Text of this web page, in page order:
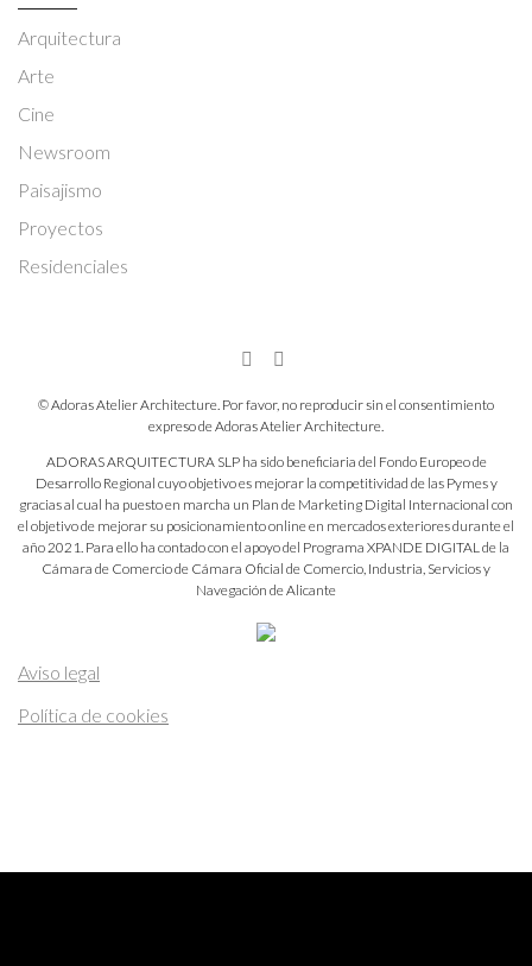
Arquitectura
Arte
Cine
Newsroom
Paisajismo
Proyectos
Residenciales
© Adoras Atelier Architecture. Por favor, no reproducir sin el consentimiento
expreso de Adoras Atelier Architecture.
ADORAS ARQUITECTURA SLP ha sido beneficiaria del Fondo Europeo de
Desarrollo Regional cuyo objetivo es mejorar la competitividad de las Pymes y
gracias al cual ha puesto en marcha un Plan de Marketing Digital Internacional con
el objetivo de mejorar su posicionamiento online en mercados exteriores durante el
año 2021. Para ello ha contado con el apoyo del Programa XPANDE DIGITAL de la
Cámara de Comercio de Cámara Oficial de Comercio, Industria, Servicios y
Navegación de Alicante
Aviso legal
Política de cookies